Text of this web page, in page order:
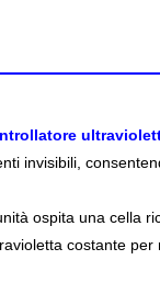
invisibili,
ospita una cella
costante